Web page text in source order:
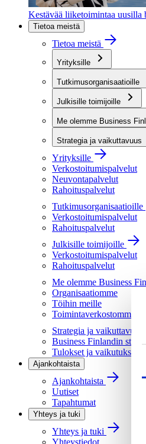
Kestävää liiketoimintaa uusilla
Tietoa meistä
Tietoa meistä
Yrityksille
Tutkimusorganisaatioille
Julkisille toimijoille
Me olemme Business
Strategia ja vaikuttavuus
Yrityksille
Verkostoitumispalvelut
Neuvontapalvelut
Rahoituspalvelut
Tutkimusorganisaatioille
Verkostoitumispalvelut
Rahoituspalvelut
Julkisille toimijoille
Verkostoitumispalvelut
Rahoituspalvelut
Me olemme Business
Organisaatiomme
Töihin meille
Toimintaverkostomme
Strategia ja vaikuttavuus
Business Finlandin
Tulokset ja vaikutukset
Ajankohtaista
Ajankohtaista
Uutiset
Tapahtumat
Yhteys ja tuki
Yhteys ja tuki
Yhteystiedot